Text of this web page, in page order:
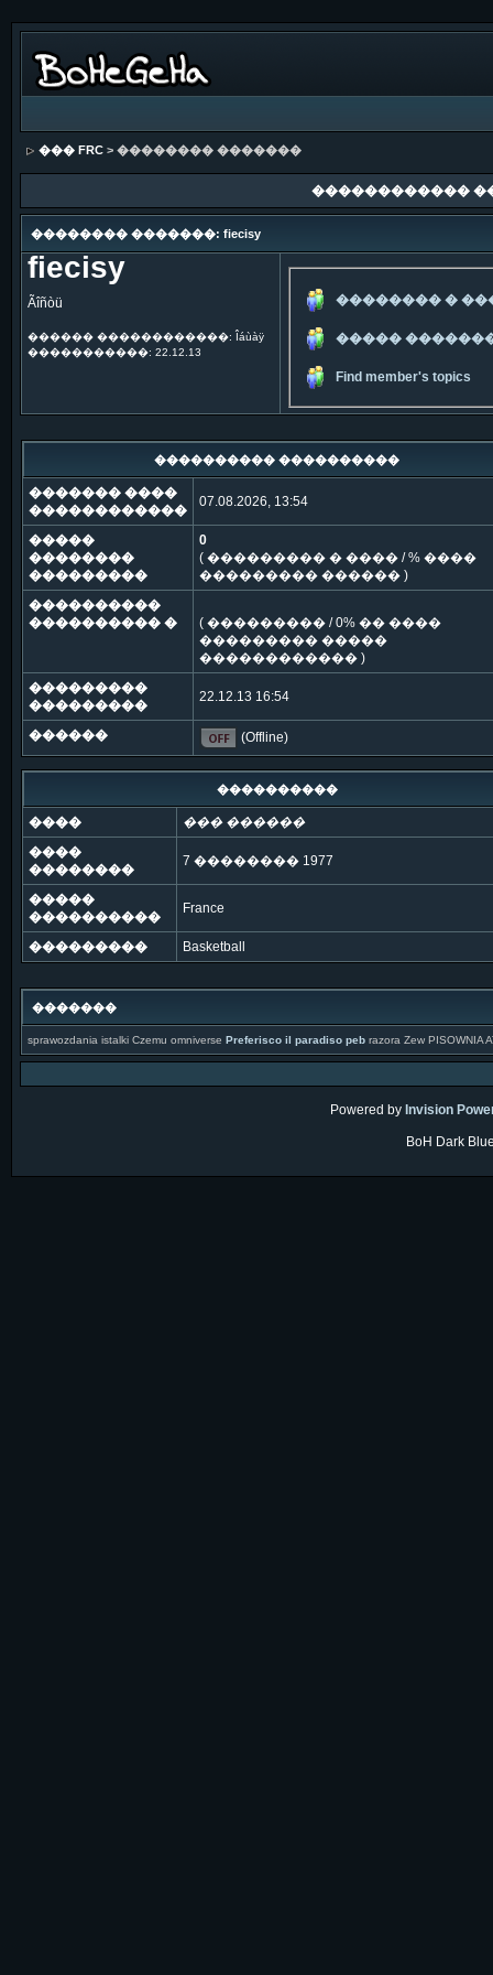
��� FRC> �������� �������
������������
�������� �������: fiecisy
fiecisy
Ãîñòü
������ ������������: Îáùàÿ
�����������: 22.12.13
�������� �
�����
Find member's topics
���������� ����������
������� ����
������������
07.08.2026, 13:54
�����
��������
���������
0
( ��������� � ���� / % ����
��������� ������ )
����������
���������� �
( ��������� / 0% �� ����
��������� �����
������������ )
���������
���������
22.12.13 16:54
������ (Offline)
����������
����
��� ������
����
��������
7 �������� 1977
�����
����������
France
��������� Basketball
�������
sprawozdania istalki Czemu omniverse Preferisco il paradiso pebrazora Zew PISOWNIA
Powered by Invision
BoH Dark